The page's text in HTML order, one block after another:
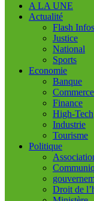
A LA UNE
Actualité
Flash Infos
Justice
National
Sports
Economie
Banque
Commerce
Finance
High-Tech
Industrie
Tourisme
Politique
Droit de